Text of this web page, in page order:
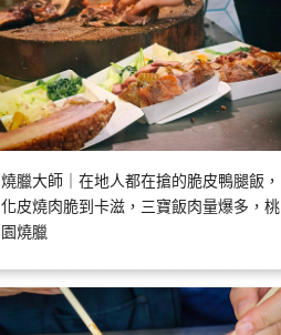
燒臘大師｜在地人都在搶的脆皮鴨腿飯，
化皮燒肉脆到卡滋，三寶飯肉量爆多，桃
園燒臘